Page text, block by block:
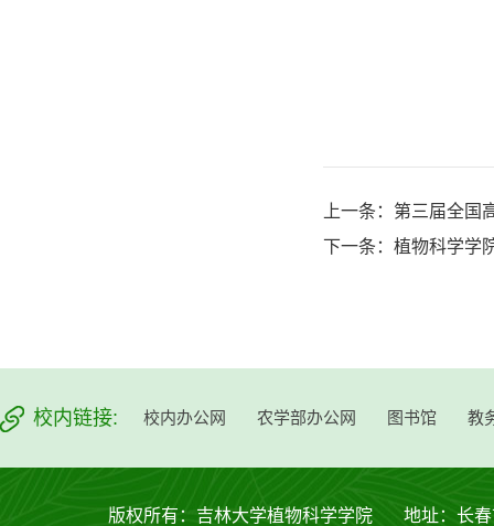
上一条： 第三届全国
下一条： 植物科学学
校内链接: 校内办公网 农学部办公网 图书馆 教
版权所有：吉林大学植物科学学院 地址：长